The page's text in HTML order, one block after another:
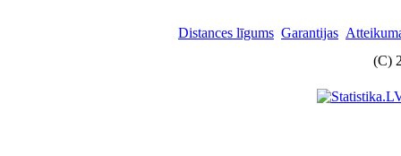
Distances līgums Garantijas
(C)